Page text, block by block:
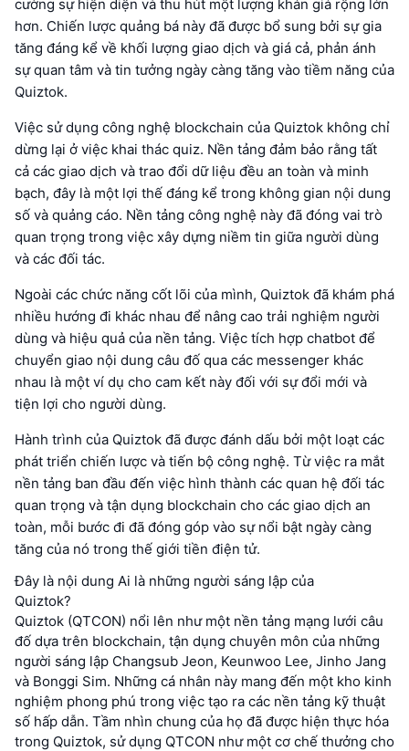
cường sự hiện diện và thu hút một lượng khán giả rộng lớn
hơn. Chiến lược quảng bá này đã được bổ sung bởi sự gia
tăng đáng kể về khối lượng giao dịch và giá cả, phản ánh
sự quan tâm và tin tưởng ngày càng tăng vào tiềm năng của
Quiztok.
Việc sử dụng công nghệ blockchain của Quiztok không chỉ
dừng lại ở việc khai thác quiz. Nền tảng đảm bảo rằng tất
cả các giao dịch và trao đổi dữ liệu đều an toàn và minh
bạch, đây là một lợi thế đáng kể trong không gian nội dung
số và quảng cáo. Nền tảng công nghệ này đã đóng vai trò
quan trọng trong việc xây dựng niềm tin giữa người dùng
và các đối tác.
Ngoài các chức năng cốt lõi của mình, Quiztok đã khám phá
nhiều hướng đi khác nhau để nâng cao trải nghiệm người
dùng và hiệu quả của nền tảng. Việc tích hợp chatbot để
chuyển giao nội dung câu đố qua các messenger khác
nhau là một ví dụ cho cam kết này đối với sự đổi mới và
tiện lợi cho người dùng.
Hành trình của Quiztok đã được đánh dấu bởi một loạt các
phát triển chiến lược và tiến bộ công nghệ. Từ việc ra mắt
nền tảng ban đầu đến việc hình thành các quan hệ đối tác
quan trọng và tận dụng blockchain cho các giao dịch an
toàn, mỗi bước đi đã đóng góp vào sự nổi bật ngày càng
tăng của nó trong thế giới tiền điện tử.
Đây là nội dung Ai là những người sáng lập của
Quiztok?
Quiztok (QTCON) nổi lên như một nền tảng mạng lưới câu
đố dựa trên blockchain, tận dụng chuyên môn của những
người sáng lập Changsub Jeon, Keunwoo Lee, Jinho Jang
và Bonggi Sim. Những cá nhân này mang đến một kho kinh
nghiệm phong phú trong việc tạo ra các nền tảng kỹ thuật
số hấp dẫn. Tầm nhìn chung của họ đã được hiện thực hóa
trong Quiztok, sử dụng QTCON như một cơ chế thưởng cho